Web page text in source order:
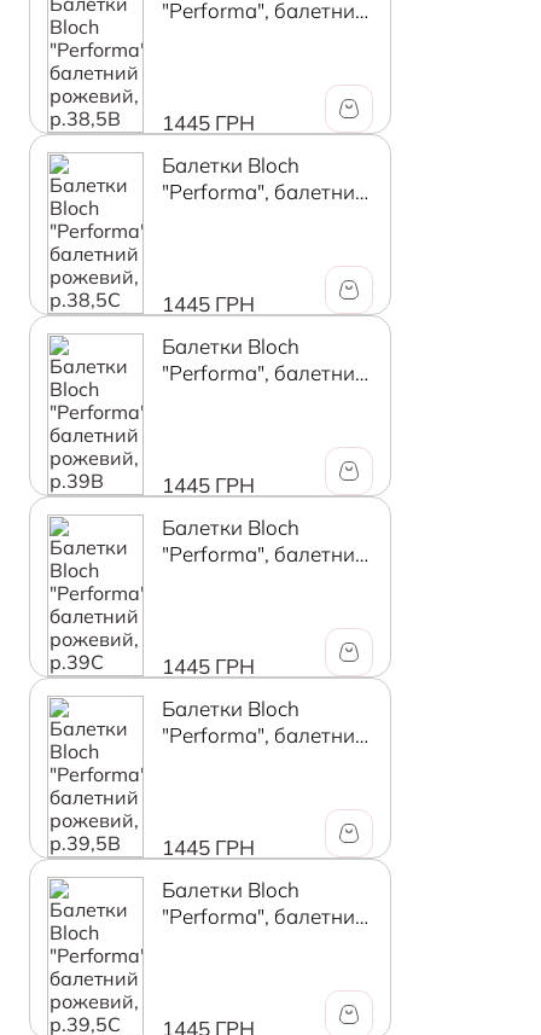
"Performa", балетний
1445 ГРН
Балетки Bloch
"Performa", балетний
1445 ГРН
Балетки Bloch
"Performa", балетний
1445 ГРН
Балетки Bloch
"Performa", балетний
1445 ГРН
Балетки Bloch
"Performa", балетний
1445 ГРН
Балетки Bloch
"Performa", балетний
1445 ГРН